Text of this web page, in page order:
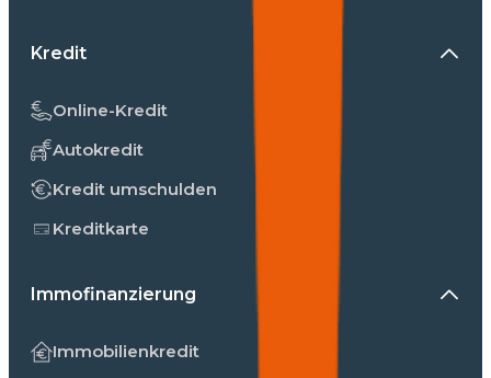
Kredit
Online-Kredit
Autokredit
Kredit umschulden
Kreditkarte
Immofinanzierung
Immobilienkredit